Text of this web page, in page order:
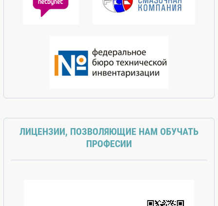
ЛИЦЕНЗИИ, ПОЗВОЛЯЮЩИЕ НАМ ОБУЧАТЬ
ПРОФЕСИИ